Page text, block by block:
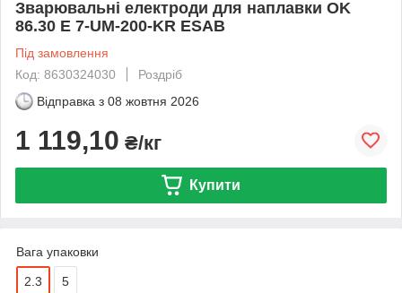
Зварювальні електроди для наплавки OK
86.30 E 7-UM-200-KR ESAB
Під замовлення
Код: 8630324030
Роздріб
Відправка з 08 жовтня 2026
1 119,10 ₴/кг
Купити
Вага упаковки
2.3 5